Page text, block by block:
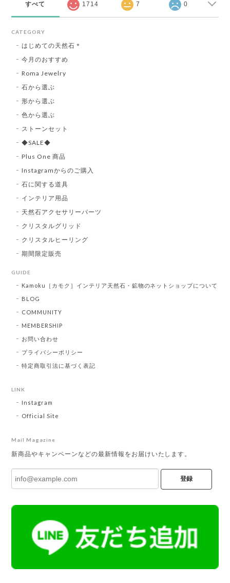
すべて 1714 7 0
CATEGORY
はじめての天然石＊
今月のおすすめ
Roma Jewelry
石から選ぶ
形から選ぶ
色から選ぶ
ストーンセット
◆SALE◆
Plus One 商品
Instagramからのご購入
石に関する道具
インテリア用品
天然石アクセサリーパーツ
クリスタルグリッド
クリスタルヒーリング
期間限定販売
GUIDE
Kamoku［カモク］インテリア天然石・鉱物のネットショップについて
BLOG
COMMUNITY
MEMBERSHIP
お問い合わせ
プライバシーポリシー
特定商取引法に基づく表記
LINK
Instagram
Official Site
Mail Magazine
新商品やキャンペーンなどの最新情報をお届けいたします。
登録